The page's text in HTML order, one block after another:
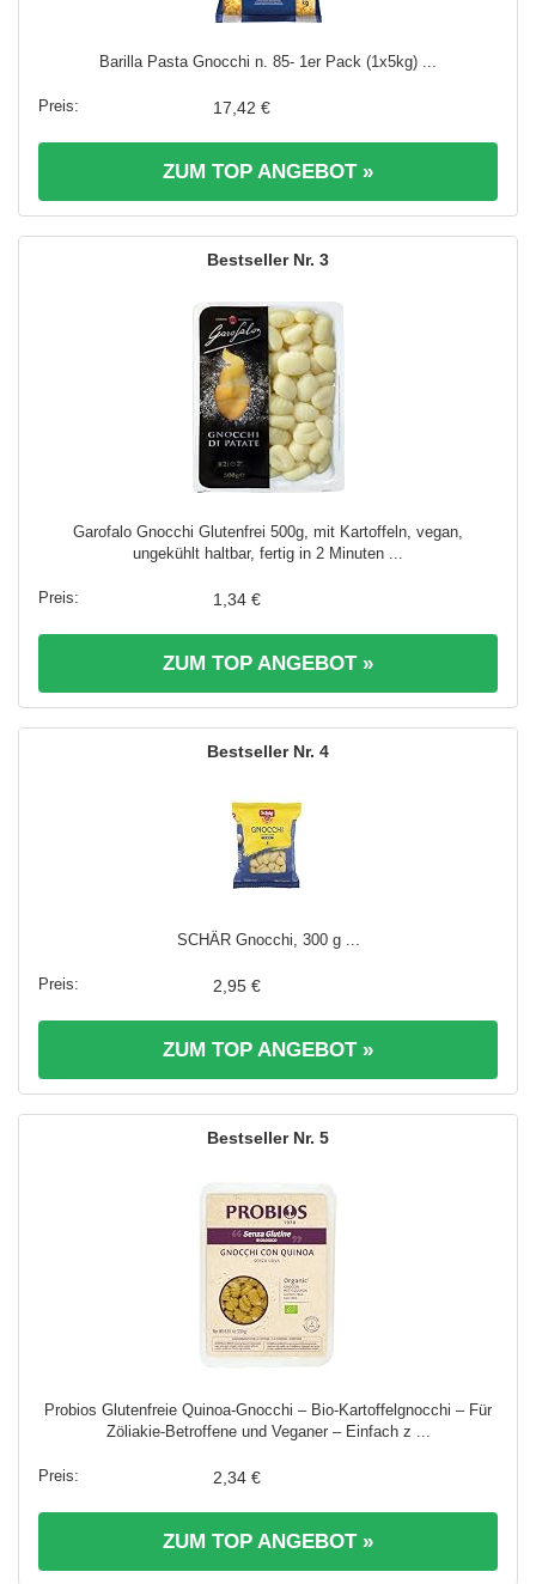
Barilla Pasta Gnocchi n. 85- 1er Pack (1x5kg) ...
17,42 €
ZUM TOP ANGEBOT »
3
Garofalo Gnocchi Glutenfrei 500g, mit Kartoffeln, vegan,
ungekühlt haltbar, fertig in 2 Minuten ...
1,34 €
ZUM TOP ANGEBOT »
4
SCHÄR Gnocchi, 300 g ...
2,95 €
ZUM TOP ANGEBOT »
5
Probios Glutenfreie Quinoa-Gnocchi – Bio-Kartoffelgnocchi – Für
Zöliakie-Betroffene und Veganer – Einfach z ...
2,34 €
ZUM TOP ANGEBOT »